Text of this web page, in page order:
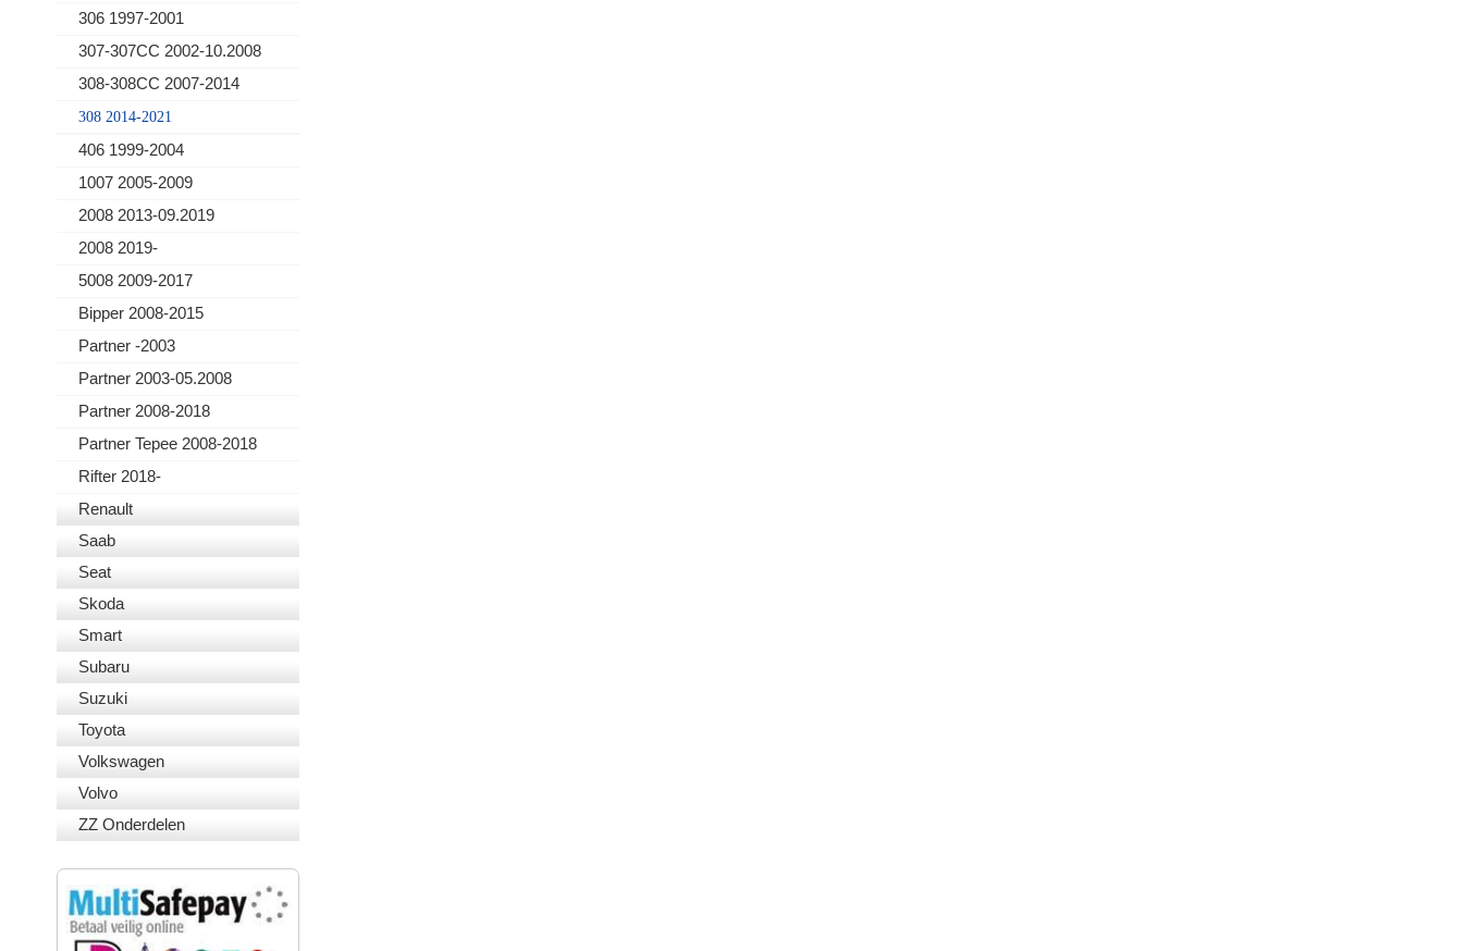
306 1997-2001
307-307CC 2002-10.2008
308-308CC 2007-2014
308 2014-2021
406 1999-2004
1007 2005-2009
2008 2013-09.2019
2008 2019-
5008 2009-2017
Bipper 2008-2015
Partner -2003
Partner 2003-05.2008
Partner 2008-2018
Partner Tepee 2008-2018
Rifter 2018-
Renault
Saab
Seat
Skoda
Smart
Subaru
Suzuki
Toyota
Volkswagen
Volvo
ZZ Onderdelen